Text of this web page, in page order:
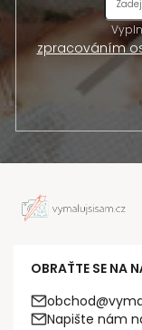
zpracováním
OBRAŤTE SE NA
Napište nám